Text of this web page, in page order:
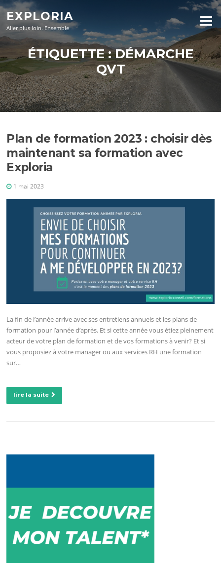
Aller
contenu
EXPLORIA
Aller plus loin. Ensemble
Menu
ÉTIQUETTE :DÉMARCHE
QVT
Plan de formation 2023 : choisir dès
maintenant sa formation avec
Exploria
1 mai 2023
La fin de l’année arrive avec ses entretiens annuels et les plans de
formation pour l’année d’après. Et si cette année vous étiez pleinement
acteur de votre plan de formation et de vos formations à venir? Et si
vous proposiez à votre manager ou aux services RH une formation
sur…
lire la suite